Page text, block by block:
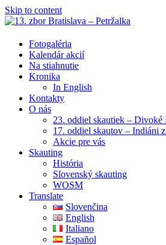
Skip to content
Fotogaléria
Kalendár akcií
Na stiahnutie
Kronika
In English
Kontakty
O nás
23. oddiel skautiek – Divoké
17. oddiel skautov – Indiáni
Akcie pre vás
Skauting
História
Slovenský skauting
WOSM
Translate
Slovenčina
English
Italiano
Español